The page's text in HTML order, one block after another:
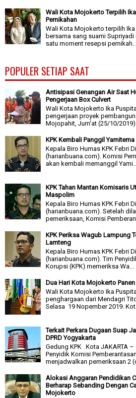
Wali Kota Mojokerto Terpilih
Pernikahan
Wali Kota Mojokerto terpilih
bersama sang suami
satu moment resepsi pernikah...
POPULER SETIAP SAAT
Antisipasi Genangan Air Saat
Pengerjaan Box Culvert
Wali Kota Mojokerto Ika
pengerjaan proyek
Mojopahit, Jum'at (25/10/2019)
KPK Kembali Panggil
Kepala Biro Humas KPK Febri
(harianbuana.com). Komisi
akan kembali memanggil Yami...
KPK Tahan Mantan Komisaris
Maspolim
Kepala Biro Humas KPK Febri
(harianbuana.com). Setelah
pemeriksaan, Komisi
KPK Periksa Wagub Lampung
Lamteng
Kepala Biro Humas KPK Febri
(harianbuana.com). Tim
Korupsi (KPK) memeriksa Wa...
Dua Hari Kota Mojokerto
Wali Kota Mojokerto Ika
penghargaan dari Mendagri
Selasa 19 Nopember 2019. Kota
Terkait Perkara Dugaan Suap
DPRD Yogyakarta
Gedung KPK Kota JAKARTA
Penyidik Komisi
menjadwalkan pemeriksaan 2
Alokasi Anggaran Pendidikan
Berharap Sebanding Dengan
Mojokerto